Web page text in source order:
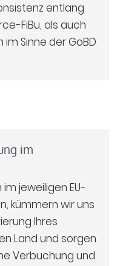
entlang
FiBu, als auch
Sinne der GoBD
im
jeweiligen EU-
kümmern wir uns
Ihres
Land und sorgen
Verbuchung und